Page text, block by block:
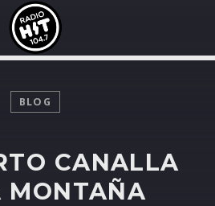
EN RADIO HIT
EN...
BLOG
CANALLA
MONTAÑA